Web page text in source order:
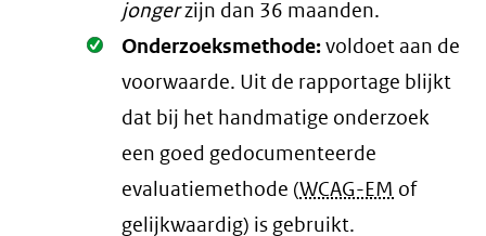
jongerzijn dan 36 maanden.
Oké.
Onderzoeksmethode:voldoet aan de
voorwaarde. Uit de rapportage blijkt
dat bij het handmatige onderzoek
een goed gedocumenteerde
evaluatiemethode (WCAG-EM of
gelijkwaardig) is gebruikt.